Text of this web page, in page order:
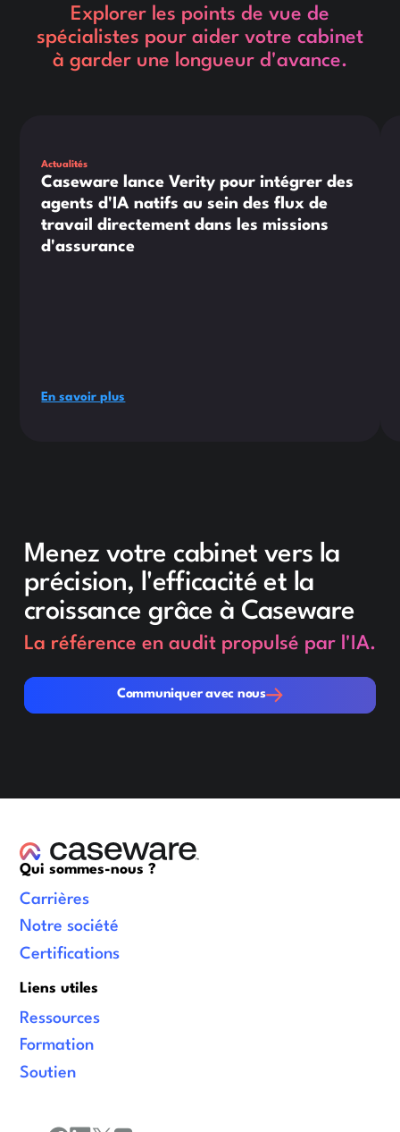
Explorer les points de vue de
spécialistes pour aider votre cabinet
à garder une longueur d'avance.
Actualités
Caseware lance Verity pour intégrer des
agents d'IA natifs au sein des flux de
travail directement dans les missions
d'assurance
En savoir plus
Menez votre cabinet vers la
précision, l'efficacité et la
croissance grâce à Caseware
La référence en audit propulsé par l'IA.
Communiquer avec nous
Communiquer avec nous
Qui sommes-nous ?
Carrières
Notre société
Certifications
Liens utiles
Ressources
Formation
Soutien